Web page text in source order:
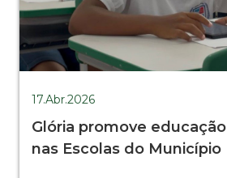
17.Abr.2026
Glória promove
nas Escolas do Município